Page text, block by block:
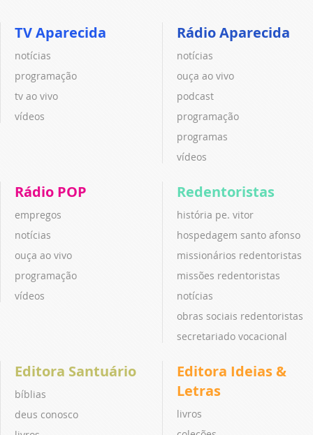
TV Aparecida
notícias
programação
tv ao vivo
vídeos
Rádio Aparecida
notícias
ouça ao vivo
podcast
programação
programas
vídeos
Rádio POP
empregos
notícias
ouça ao vivo
programação
vídeos
Redentoristas
história pe. vitor
hospedagem santo afonso
missionários redentoristas
missões redentoristas
notícias
obras sociais redentoristas
secretariado vocacional
Editora Santuário
bíblias
deus conosco
Editora Ideias &
Letras
livros